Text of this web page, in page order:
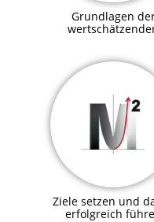
Grundlagen
Ziele setzen und
erfolgreich